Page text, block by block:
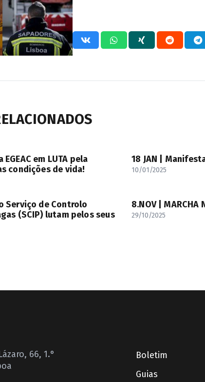
nas tuas redes
em LUTA pela
condições de vida!
18 JAN |
10/01/2025
Serviço de Controlo
(SCIP) lutam pelos seus
8.NOV | MARCHA
29/10/2025
66, 1.°
Boletim
Guias